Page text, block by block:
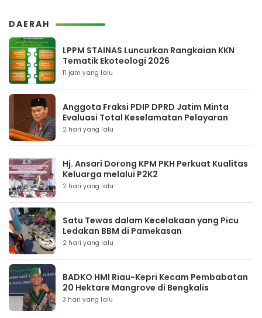
DAERAH
LPPM STAINAS Luncurkan Rangkaian KKN
Tematik Ekoteologi 2026
11 jam yang lalu
Anggota Fraksi PDIP DPRD Jatim Minta
Evaluasi Total Keselamatan Pelayaran
2 hari yang lalu
Hj. Ansari Dorong KPM PKH Perkuat Kualitas
Keluarga melalui P2K2
2 hari yang lalu
Satu Tewas dalam Kecelakaan yang Picu
Ledakan BBM di Pamekasan
2 hari yang lalu
BADKO HMI Riau-Kepri Kecam Pembabatan
20 Hektare Mangrove di Bengkalis
3 hari yang lalu